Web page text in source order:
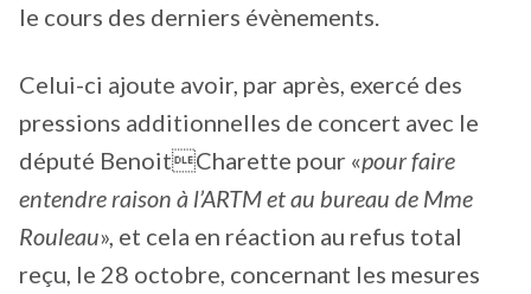
le cours des derniers évènements.
Celui-ci ajoute avoir, par après, exercé des
pressions additionnelles de concert avec le
député BenoitCharette pour «pour faire
entendre raison à l’ARTM et au bureau de Mme
Rouleau», et cela en réaction au refus total
reçu, le 28 octobre, concernant les mesures